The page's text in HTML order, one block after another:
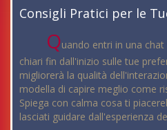
Consigli Pratici per le
Quando entri in una
chiari fin dall'inizio sulle tue
migliorerà la qualità
modella di capire meglio come
Spiega con calma cosa ti
lasciati guidare dall'esperienza